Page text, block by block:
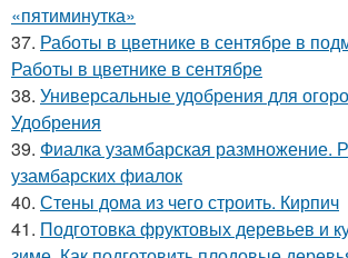
«пятиминутка»
37. Работы в цветнике в сентябре в
Работы в цветнике в сентябре
38. Универсальные удобрения для
Удобрения
39. Фиалка узамбарская размножение.
узамбарских фиалок
40. Стены дома из чего строить. Кирпич
41. Подготовка фруктовых деревьев и